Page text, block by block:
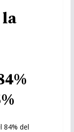
84% del